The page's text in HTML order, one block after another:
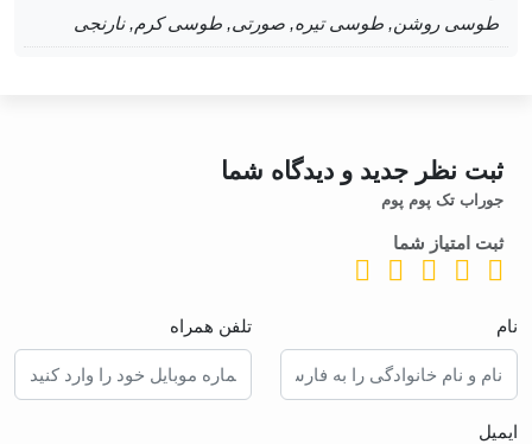
طوسی روشن, طوسی تیره, صورتی, طوسی کرم, نارنجی
ثبت نظر جدید و دیدگاه شما
جوراب تک پوم پوم
ثبت امتیاز شما
نام تلفن همراه
ایمیل